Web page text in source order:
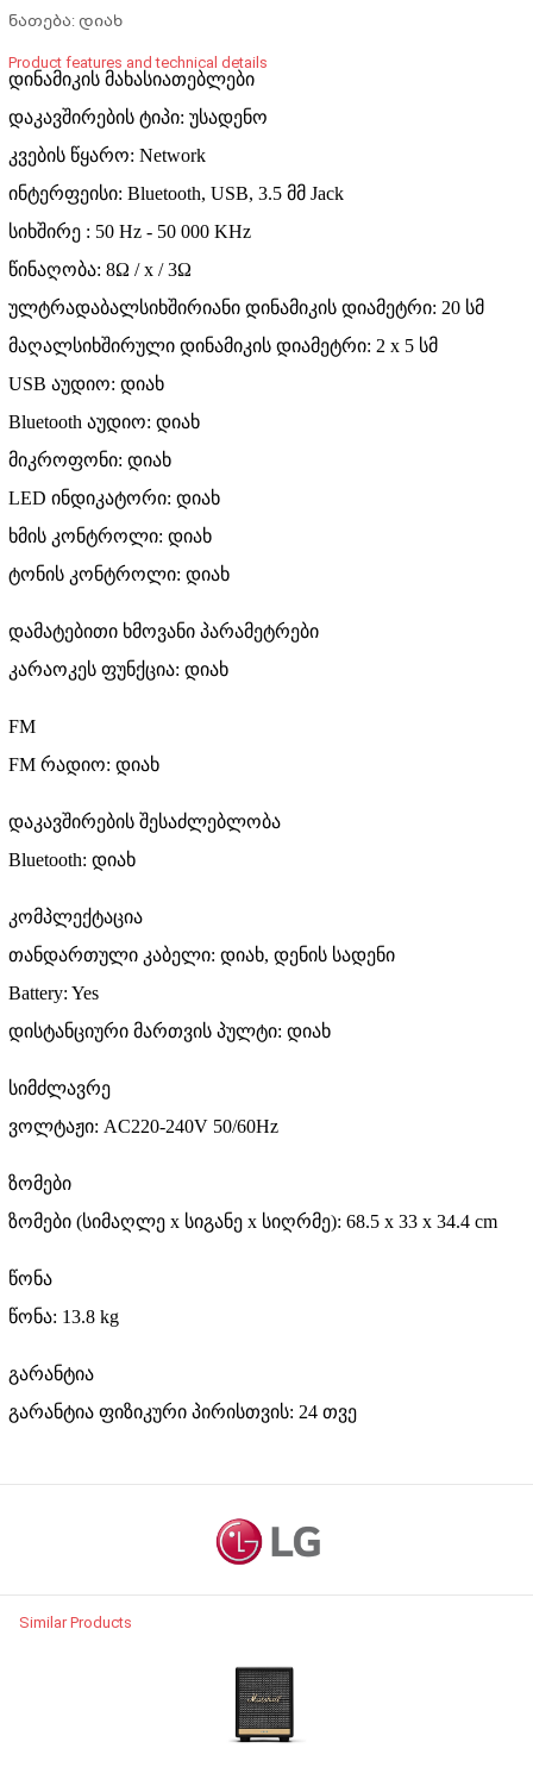
ნათება: დიახ
Product features and technical details
დინამიკის მახასიათებლები
დაკავშირების ტიპი: უსადენო
კვების წყარო: Network
ინტერფეისი: Bluetooth, USB, 3.5 მმ Jack
სიხშირე : 50 Hz - 50 000 KHz
წინაღობა: 8Ω / x / 3Ω
ულტრადაბალსიხშირიანი დინამიკის დიამეტრი: 20 სმ
მაღალსიხშირული დინამიკის დიამეტრი: 2 x 5 სმ
USB აუდიო: დიახ
Bluetooth აუდიო: დიახ
მიკროფონი: დიახ
LED ინდიკატორი: დიახ
ხმის კონტროლი: დიახ
ტონის კონტროლი: დიახ
დამატებითი ხმოვანი პარამეტრები
კარაოკეს ფუნქცია: დიახ
FM
FM რადიო: დიახ
დაკავშირების შესაძლებლობა
Bluetooth: დიახ
კომპლექტაცია
თანდართული კაბელი: დიახ, დენის სადენი
Battery: Yes
დისტანციური მართვის პულტი: დიახ
სიმძლავრე
ვოლტაჟი: AC220-240V 50/60Hz
ზომები
ზომები (სიმაღლე x სიგანე x სიღრმე): 68.5 x 33 x 34.4 cm
წონა
წონა: 13.8 kg
გარანტია
გარანტია ფიზიკური პირისთვის: 24თვე
Similar Products